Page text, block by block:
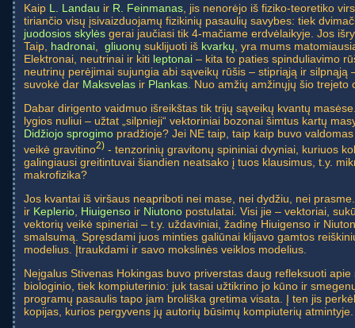
Kaip L. Landau ir R. Feinmanas , jis nenorėjo iš fiziko-teoretiko
tiriančio visų įsivaizduojamų fizikinių pasaulių savybes: tiek
juodosios skylės gerai jaučiasi tik 4-mačiame erdvėlaikyje. Jos
Taip, hadronai gliuonų suklijuoti iš kvarkų , yra mums
Elektronai, neutrinai ir kiti leptonai – kita to paties spinduliavimo
neutrinų perėjimai sujungia abi sąveikų rūšis – stipriąją ir silpnąją
suvokė dar Maksvelas ir Plankas . Nuo amžių amžinųjų šio
Dabar dirigento vaidmuo išreikštas tik trijų sąveikų kvantų
lygios nuliui – užtat „silpnieji“ vektoriniai bozonai šimtus kartų
Didžiojo sprogimo pradžioje? Jei NE taip, taip kaip buvo
veikė gravitino2) - tenzorinių gravitonų spininiai dvyniai, kuriuos
galingiausi greitintuvai šiandien neatsako į tuos klausimus, t.y.
makrofizika?
Jos kvantai iš viršaus neapriboti nei mase, nei dydžiu, nei
ir Keplerio Hiuigenso ir Niutono postulatai. Visi jie – vektoriai,
vektorių veikė spineriai – t.y. uždaviniai, žadinę Hiuigenso ir
smalsumą. Spręsdami juos minties galiūnai klijavo gamtos
modelius. Įtraukdami ir savo mokslinės veiklos modelius.
Neįgalus Stivenas Hokingas buvo priverstas daug refleksuoti
biologinio, tiek kompiuterinio: juk tasai užtikrino jo kūno ir
programų pasaulis tapo jam broliška gretima visata. Į ten jis
kopijas, kurios pergyvens jų autorių būsimų kompiuterių atmintyje.